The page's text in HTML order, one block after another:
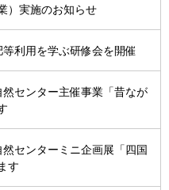
）実施のお知らせ
利用を学ぶ研修会を開催
センター主催事業「昔なが
センターミニ企画展「四国
す